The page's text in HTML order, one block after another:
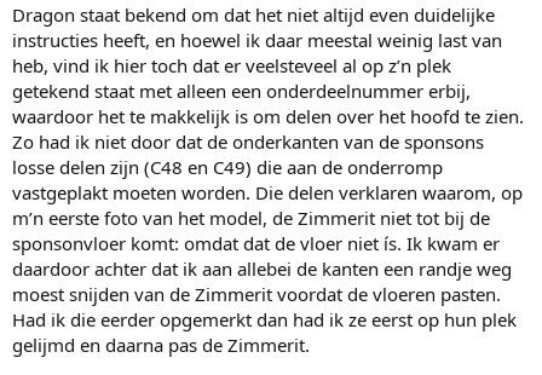
Dragon staat bekend om dat het niet altijd even duidelijke
instructies heeft, en hoewel ik daar meestal weinig last van
heb, vind ik hier toch dat er veelsteveel al op z’n plek
getekend staat met alleen een onderdeelnummer erbij,
waardoor het te makkelijk is om delen over het hoofd te zien.
Zo had ik niet door dat de onderkanten van de sponsons
losse delen zijn (C48 en C49) die aan de onderromp
vastgeplakt moeten worden. Die delen verklaren waarom, op
m’n eerste foto van het model, de Zimmerit niet tot bij de
sponsonvloer komt: omdat dat de vloer niet ís. Ik kwam er
daardoor achter dat ik aan allebei de kanten een randje weg
moest snijden van de Zimmerit voordat de vloeren pasten.
Had ik die eerder opgemerkt dan had ik ze eerst op hun plek
gelijmd en daarna pas de Zimmerit.